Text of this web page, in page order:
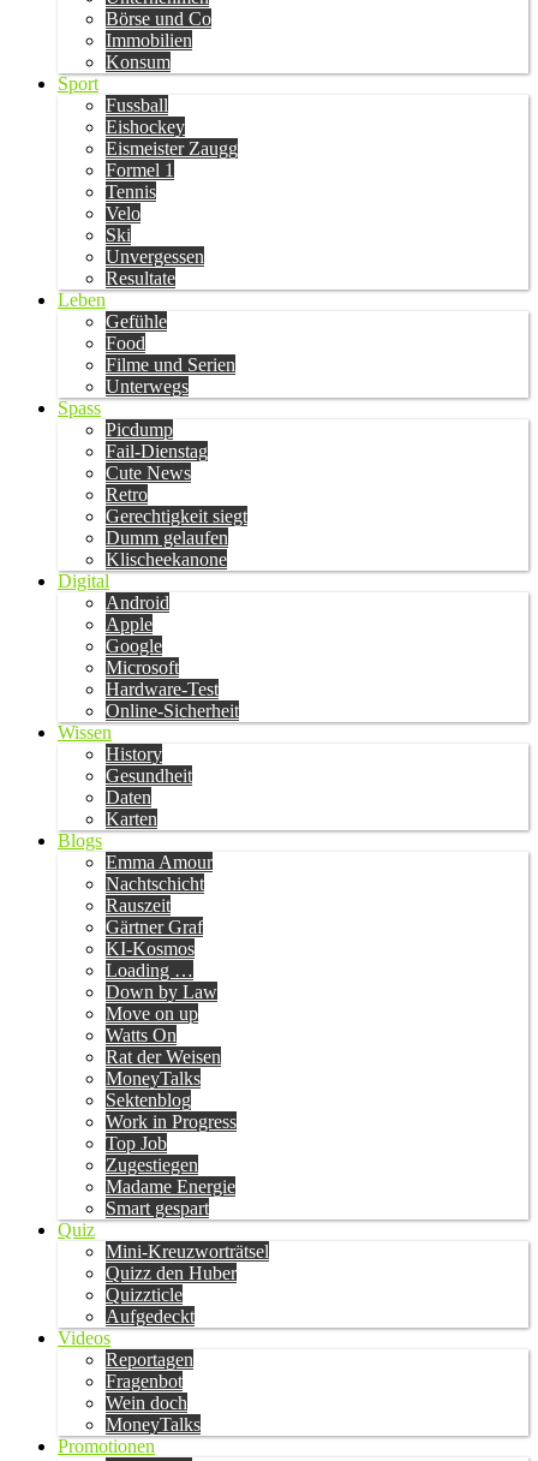
Börse und Co
Immobilien
Konsum
Sport
Fussball
Eishockey
Eismeister Zaugg
Formel 1
Tennis
Velo
Ski
Unvergessen
Resultate
Leben
Gefühle
Food
Filme und Serien
Unterwegs
Spass
Picdump
Fail-Dienstag
Cute News
Retro
Gerechtigkeit siegt
Dumm gelaufen
Klischeekanone
Digital
Android
Apple
Google
Microsoft
Hardware-Test
Online-Sicherheit
Wissen
History
Gesundheit
Daten
Karten
Blogs
Emma Amour
Nachtschicht
Rauszeit
Gärtner Graf
KI-Kosmos
Loading …
Down by Law
Move on up
Watts On
Rat der Weisen
MoneyTalks
Sektenblog
Work in Progress
Top Job
Zugestiegen
Madame Energie
Smart gespart
Quiz
Mini-Kreuzworträtsel
Quizz den Huber
Quizzticle
Aufgedeckt
Videos
Reportagen
Fragenbot
Wein doch
MoneyTalks
Promotionen